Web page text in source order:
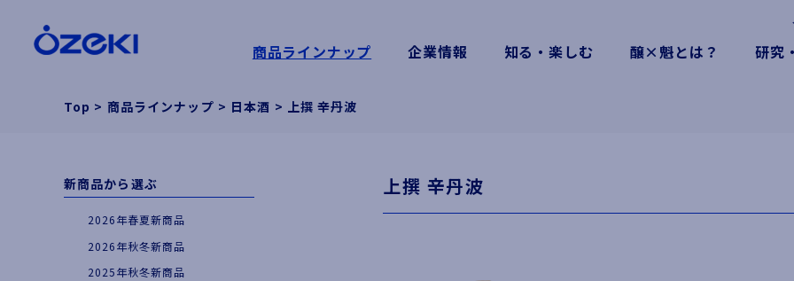
商品ラインナップ 企業情報 知る・楽しむ 醸×魁とは？ 研究
Top > 商品ラインナップ > 日本酒 > 上撰 辛丹波
新商品から選ぶ
2026年春夏新商品
2026年秋冬新商品
2025年秋冬新商品
上撰 辛丹波